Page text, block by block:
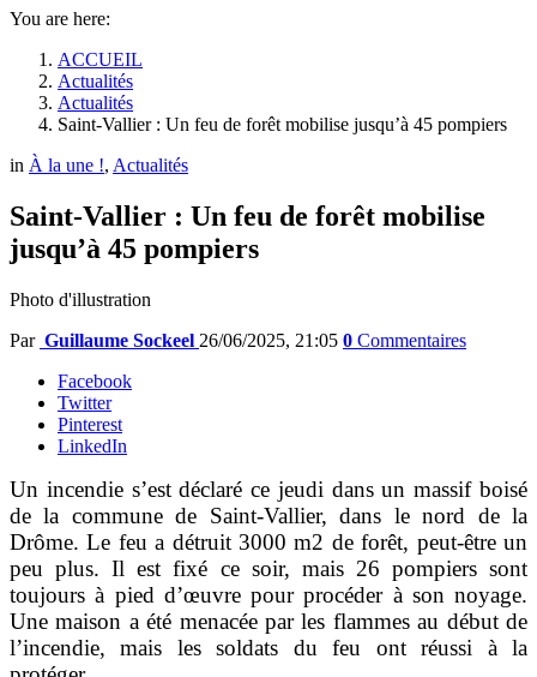
You are here:
ACCUEIL
Actualités
Actualités
Saint-Vallier : Un feu de forêt mobilise jusqu’à 45 pompiers
in À la une !, Actualités
Saint-Vallier : Un feu de forêt mobilise
jusqu’à 45 pompiers
Photo d'illustration
Par Guillaume Sockeel 26/06/2025, 21:05 0 Commentaires
Facebook
Twitter
Pinterest
LinkedIn
Un incendie s’est déclaré ce jeudi dans un massif boisé
de la commune de Saint-Vallier, dans le nord de la
Drôme. Le feu a détruit 3000 m2 de forêt, peut-être un
peu plus. Il est fixé ce soir, mais 26 pompiers sont
toujours à pied d’œuvre pour procéder à son noyage.
Une maison a été menacée par les flammes au début de
l’incendie, mais les soldats du feu ont réussi à la